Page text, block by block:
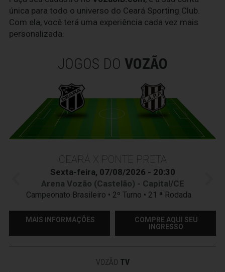
única para todo o universo do Ceará Sporting Club.
Com ela, você terá uma experiência cada vez mais
personalizada.
JOGOS DO VOZÃO
CEARÁ X PONTE PRETA
Sexta-feira, 07/08/2026 - 20:30
Arena Vozão (Castelão) - Capital/CE
Campeonato Brasileiro • 2º Turno • 21 ª Rodada
MAIS INFORMAÇÕES
COMPRE AQUI SEU
INGRESSO
VOZÃO TV